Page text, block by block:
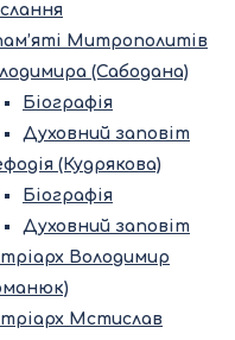
Митрополитів
(Сабодана)
Біографія
Духовний заповіт
(Кудрякова)
Біографія
Духовний заповіт
Володимир
Мстислав